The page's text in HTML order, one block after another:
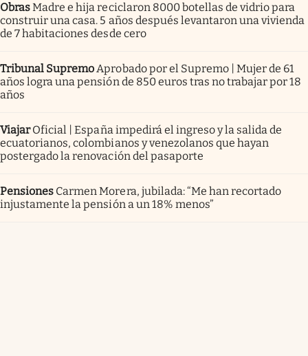
ObrasMadre e hija reciclaron 8000 botellas de vidrio para
construir una casa. 5 años después levantaron una vivienda
de 7 habitaciones desde cero
Tribunal SupremoAprobado por el Supremo | Mujer de 61
años logra una pensión de 850 euros tras no trabajar por 18
años
Viajar Oficial | España impedirá el ingreso y la salida de
ecuatorianos, colombianos y venezolanos que hayan
postergado la renovación del pasaporte
Pensiones Carmen Morera, jubilada: “Me han recortado
injustamente la pensión a un 18% menos”